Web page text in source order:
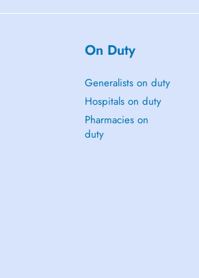
On Duty
Generalists on duty
Hospitals on duty
Pharmacies on
duty